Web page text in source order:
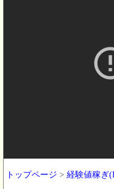
トップページ > 経験値稼ぎ